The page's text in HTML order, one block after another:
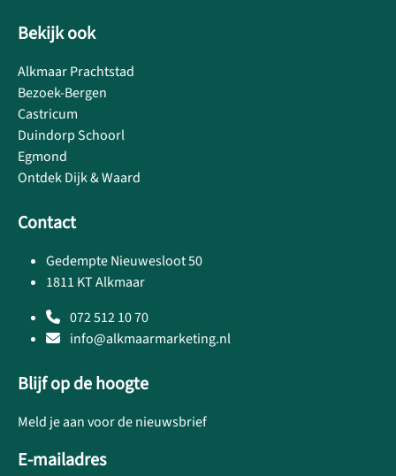
Bekijk ook
Alkmaar Prachtstad
Bezoek-Bergen
Castricum
Duindorp Schoorl
Egmond
Ontdek Dijk & Waard
Contact
Gedempte Nieuwesloot 50
1811 KT Alkmaar
072 512 10 70
info@alkmaarmarketing.nl
Blijf op de hoogte
Meld je aan voor de nieuwsbrief
E-mailadres